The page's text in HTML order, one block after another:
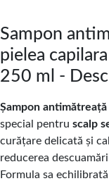
Sampon
pielea
250 ml -
Șampon
special pentru scalp
curățare delicată și
reducerea
Formula sa